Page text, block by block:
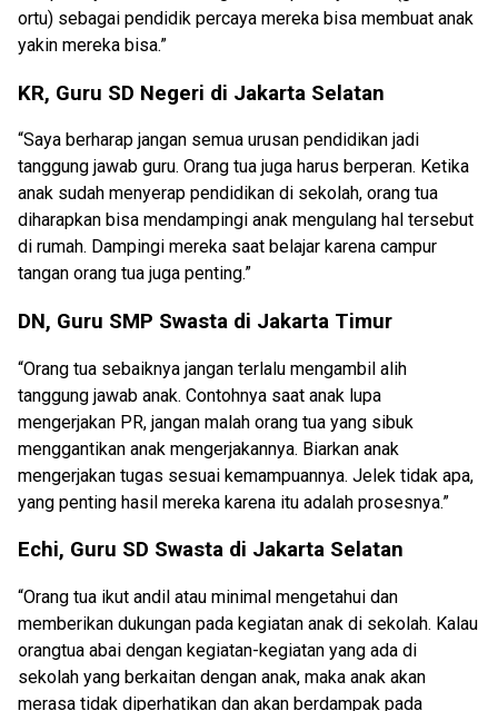
ortu) sebagai pendidik percaya mereka bisa membuat anak
yakin mereka bisa.”
KR, Guru SD Negeri di Jakarta Selatan
“Saya berharap jangan semua urusan pendidikan jadi
tanggung jawab guru. Orang tua juga harus berperan. Ketika
anak sudah menyerap pendidikan di sekolah, orang tua
diharapkan bisa mendampingi anak mengulang hal tersebut
di rumah. Dampingi mereka saat belajar karena campur
tangan orang tua juga penting.”
DN, Guru SMP Swasta di Jakarta Timur
“Orang tua sebaiknya jangan terlalu mengambil alih
tanggung jawab anak. Contohnya saat anak lupa
mengerjakan PR, jangan malah orang tua yang sibuk
menggantikan anak mengerjakannya. Biarkan anak
mengerjakan tugas sesuai kemampuannya. Jelek tidak apa,
yang penting hasil mereka karena itu adalah prosesnya.”
Echi, Guru SD Swasta di Jakarta Selatan
“Orang tua ikut andil atau minimal mengetahui dan
memberikan dukungan pada kegiatan anak di sekolah. Kalau
orangtua abai dengan kegiatan-kegiatan yang ada di
sekolah yang berkaitan dengan anak, maka anak akan
merasa tidak diperhatikan dan akan berdampak pada